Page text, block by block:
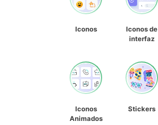
Iconos
Iconos de
interfaz
Iconos
Animados
Stickers